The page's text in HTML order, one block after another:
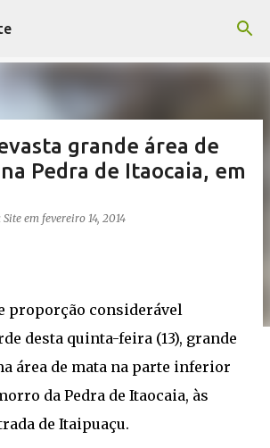
para o conteúdo principal
grande área de
Pedra de Itaocaia, em
em fevereiro 14, 2014
proporção considerável
desta quinta-feira (13), grande
área de mata na parte inferior
da Pedra de Itaocaia, às
de Itaipuaçu.